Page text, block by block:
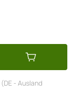
(DE - Ausland